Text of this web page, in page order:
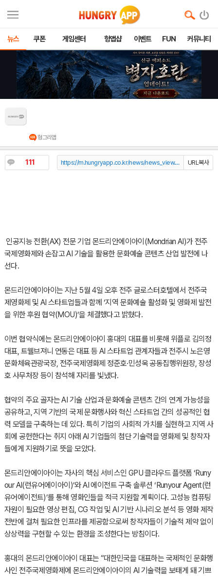
뉴스 쿠폰 게임센터 헝앱샵 이벤트 FUN 커뮤니티
헝그리앱
111 URL복사
https://m.hungryapp.co.kr/news/news_view.php?durl=YmNvZGU9b...
인공지능 전환(AX) 전문 기업 몬드리안에이아이(Mondrian AI)가 전주
국제영화제와 손잡고 AI 기술을 활용한 문화예술 콘텐츠 산업 발전에 나
선다.
몬드리안에이아이는 지난 5월 4일 오후 전주 글로스터호텔에서 전주국
제영화제 및 AI 스타트업들과 함께 ‘지역 문화예술 활성화 및 영화제 발전
을 위한 후원 협약(MOU)’을 체결했다고 밝혔다.
이번 협약식에는 몬드리안에이아이 홍대의 대표를 비롯해 위플로 김의정
대표, 트웰브져니 연동은 대표 등 AI 스타트업 관계자들과 전주시 노은영
문화체육관광국장, 전주국제영화제 정준호·민성욱 공동집행위원장, 장성
호 사무처장 등이 참석해 자리를 빛냈다.
협약의 주요 골자는 AI 기술 산업과 문화예술 콘텐츠 간의 연계 가능성을
공유하고, 지역 기반의 국제 문화행사와 혁신 스타트업 간의 성공적인 협
력 모델을 구축하는 데 있다. 특히 기업의 사회적 가치를 실현하고 지역 사
회에 공헌한다는 취지 아래 AI 기업들의 첨단 기술력을 영화제 및 창작자
들에게 지원하기로 뜻을 모았다.
몬드리안에이아이는 자사의 핵심 서비스인 GPU 클라우드 플랫폼 ‘Runy
our AI(런유어에이아이)’와 AI 에이전트 구축 솔루션 ‘Runyour Agent(런
유어에이전트)’를 통해 영화인들을 적극 지원할 계획이다. 고성능 컴퓨팅
자원이 필요한 영상 편집, CG 작업 및 AI 기반 시나리오 분석 등 영화 제작
전반에 걸쳐 필요한 인프라를 제공함으로써 창작자들이 기술적 제약 없이
상상력을 구현할 수 있는 환경을 조성한다는 방침이다.
홍대의 몬드리안에이아이 대표는 “대한민국을 대표하는 국제적인 문화행
사인 전주국제영화제에 몬드리안에이아이의 AI 기술력을 보태게 돼 기쁘